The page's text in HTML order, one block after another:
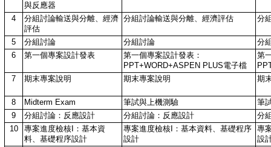
與反應器
4
分組討論輸送與分離、經濟
評估
分組討論輸送與分離、經濟評估 分
5 分組討論 分組討論
分
6
第一個專案設計發表
第一個專案設計發表：
PPT+WORD+ASPEN PLUS電子檔
第
7
期末專案說明 期末專案說明 期
8 Midterm Exam 筆試與上機測驗
筆
9
分組討論：反應設計 分組討論：反應設計
分
10
專案進度檢核I：基本資
料、基礎程序設計
專案進度檢核I：基本資料、基礎程序
設計
專
設